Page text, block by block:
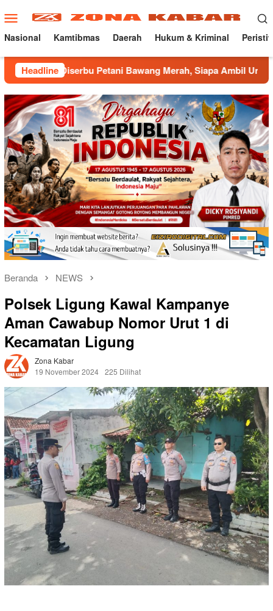
ke
konten
Menu
Mobile
Nasional Kamtibmas Daerah Hukum & Kriminal
Headline
Petani Bawang Merah, Siapa Ambil Untung ???
Beranda NEWS
Polsek Ligung Kawal Kampanye
Aman Cawabup Nomor Urut 1 di
Kecamatan Ligung
Zona Kabar
19 November 2024 225 Dilihat